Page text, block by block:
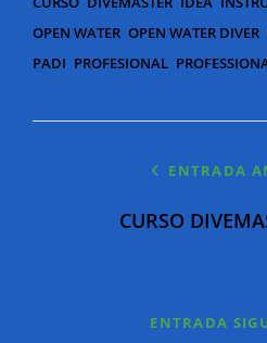
OPEN WATER OPEN WATER DIVER
PADI PROFESIONAL
entradas
ENTRADA
CURSO
ENTRADA